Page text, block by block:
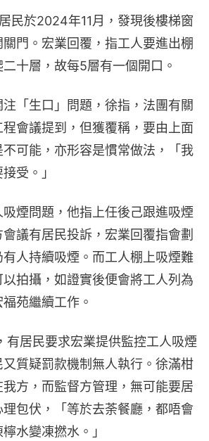
民於2024年11月，發現後樓梯窗
門。宏業回覆，指工人要進出棚
十層，故每5層有一個開口。
「生口」問題，徐指，法團有關
會議提到，但獲覆稱，要由上面
可能，亦形容是慣常做法，「我
受。」
煙問題，他指上任後己跟進吸煙
議有居民投訴，宏業回覆指會劃
人持續吸煙。而工人棚上吸煙難
拍攝，如證實後便會將工人列為
苑繼續工作。
居民要求宏業提供監控工人吸煙
又質疑罰款機制無人執行。徐滿柑
方，而監督方管理，無可能要居
包伏，「等於去荼餐廳，都唔會
水變凍撚水。」